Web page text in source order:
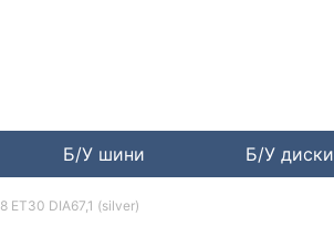
Б/У шини Б/У диски
ET30 DIA67,1 (silver)